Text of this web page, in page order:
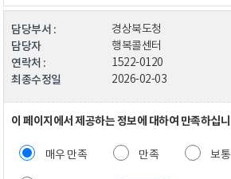
담당부서 : 경상북도청
담당자 행복콜센터
연락처 : 1522-0120
최종수정일 2026-02-03
이 페이지에서 제공하는 정보에 대하여 만족하십
매우 만족 만족 보통